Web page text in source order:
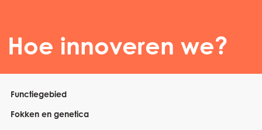
Hoe innoveren we?
Functiegebied
Fokken en genetica